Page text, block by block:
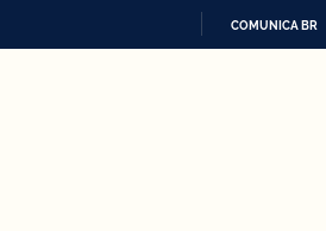
COMUNICA BR